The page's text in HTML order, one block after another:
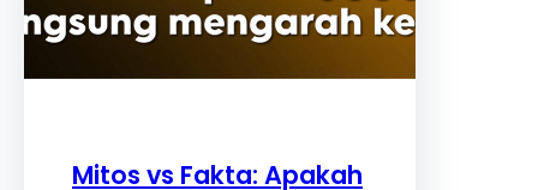
Mitos vs Fakta: Apakah